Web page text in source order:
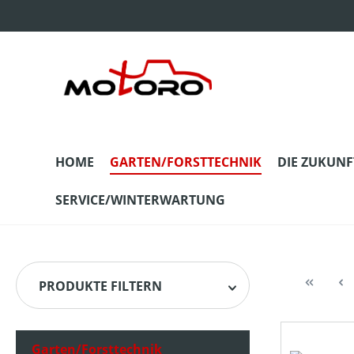
HOME GARTEN/FORSTTECHNIK DIE
SERVICE/WINTERWARTUNG
PRODUKTE FILTERN
Garten/Forsttechnik